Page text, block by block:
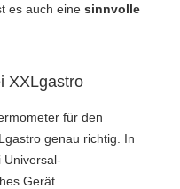
es auch eine sinnvolle
XXLgastro
für den
genau richtig. In
Universal-
Gerät.